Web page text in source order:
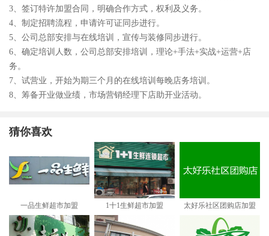
3、签订特许加盟合同，明确合作方式，权利及义务。
4、制定招聘流程，申请许可证同步进行。
5、公司总部安排与在线培训，宣传与装修同步进行。
6、确定培训人数，公司总部安排培训，理论+手法+实战+运营+店
务。
7、试营业，开始为期三个月的在线培训每晚店务培训。
8、筹备开业做业绩，市场营销经理下店助开业活动。
猜你喜欢
一品生鲜超市加盟 1十1生鲜超市加盟 太好乐社区团购店加盟